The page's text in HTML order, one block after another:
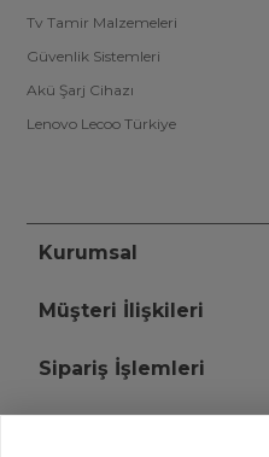
Tv Tamir Malzemeleri
Güvenlik Sistemleri
Akü Şarj Cihazı
Lenovo Lecoo Türkiye
Kurumsal
Müşteri İlişkileri
Sipariş İşlemleri